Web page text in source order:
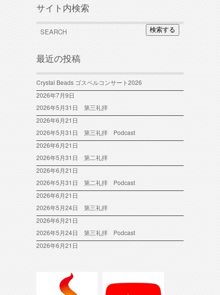
サイト内検索
検索する
最近の投稿
Crystal Beads ゴスペルコンサート2026
2026年7月9日
2026年5月31日 第三礼拝
2026年6月21日
2026年5月31日 第三礼拝 Podcast
2026年6月21日
2026年5月31日 第二礼拝
2026年6月21日
2026年5月31日 第二礼拝 Podcast
2026年6月21日
2026年5月24日 第三礼拝
2026年6月21日
2026年5月24日 第三礼拝 Podcast
2026年6月21日